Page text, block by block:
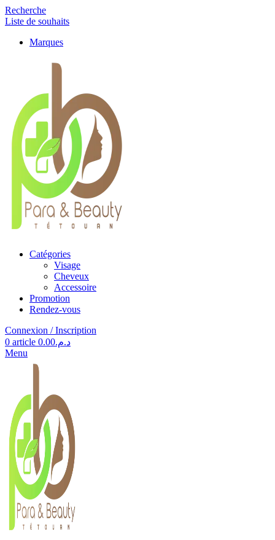
Recherche
Liste de souhaits
Marques
Catégories
Visage
Cheveux
Accessoire
Promotion
Rendez-vous
Connexion / Inscription
0 article د.م.0.00
Menu